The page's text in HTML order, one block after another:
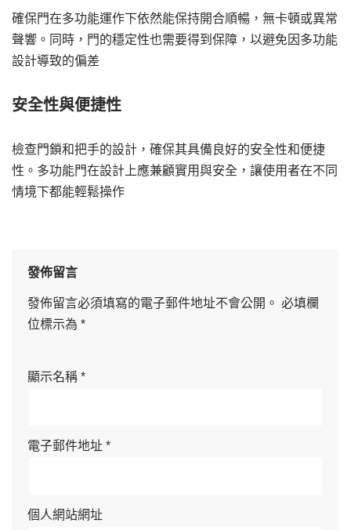
確保門在多功能運作下依然能保持開合順暢，無卡頓或異常
聲響。同時，門的穩定性也需要得到保障，以避免因多功能
設計導致的偏差
安全性與便捷性
檢查門鎖和把手的設計，確保其具備良好的安全性和便捷
性。多功能門在設計上應兼顧實用與安全，讓使用者在不同
情境下都能輕鬆操作
發佈留言
發佈留言必須填寫的電子郵件地址不會公開。 必填欄
位標示為 *
顯示名稱 *
電子郵件地址 *
個人網站網址